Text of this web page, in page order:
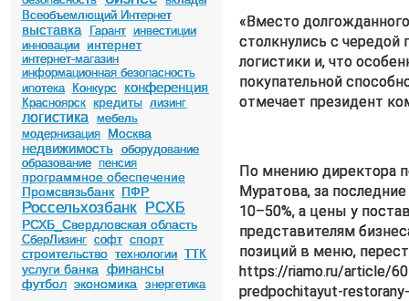
Всеобъемлющий Интернет
выставка Гарант инвестиции
инновации
интернет
интернет-магазин
информационная безопасность
ипотека
Конкурс конференция
Красноярск кредиты лизинг
логистика
мебель
модернизация
Москва
недвижимость оборудование
образование пенсия
программное обеспечение
Промсвязьбанк ПФР
Россельхозбанк РСХБ
РСХБ_Свердловская область
СберЛизинг софт спорт
строительство технологии ТТК
услуги банка финансы
футбол экономика энергетика
«Вместо
столкнулись с чередой
логистики и, что
покупательной
отмечает президент
По мнению директора
Муратова, за
10–50%, а цены у
представителям
позиций в меню,
https://riamo.ru/article/
predpochitayut-